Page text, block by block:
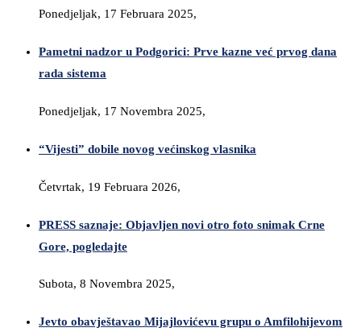
Ponedjeljak, 17 Februara 2025,
Pametni nadzor u Podgorici: Prve kazne već prvog dana
rada sistema
Ponedjeljak, 17 Novembra 2025,
“Vijesti” dobile novog većinskog vlasnika
Četvrtak, 19 Februara 2026,
PRESS saznaje: Objavljen novi otro foto snimak Crne
Gore, pogledajte
Subota, 8 Novembra 2025,
Jevto obavještavao Mijajlovićevu grupu o Amfilohijevom